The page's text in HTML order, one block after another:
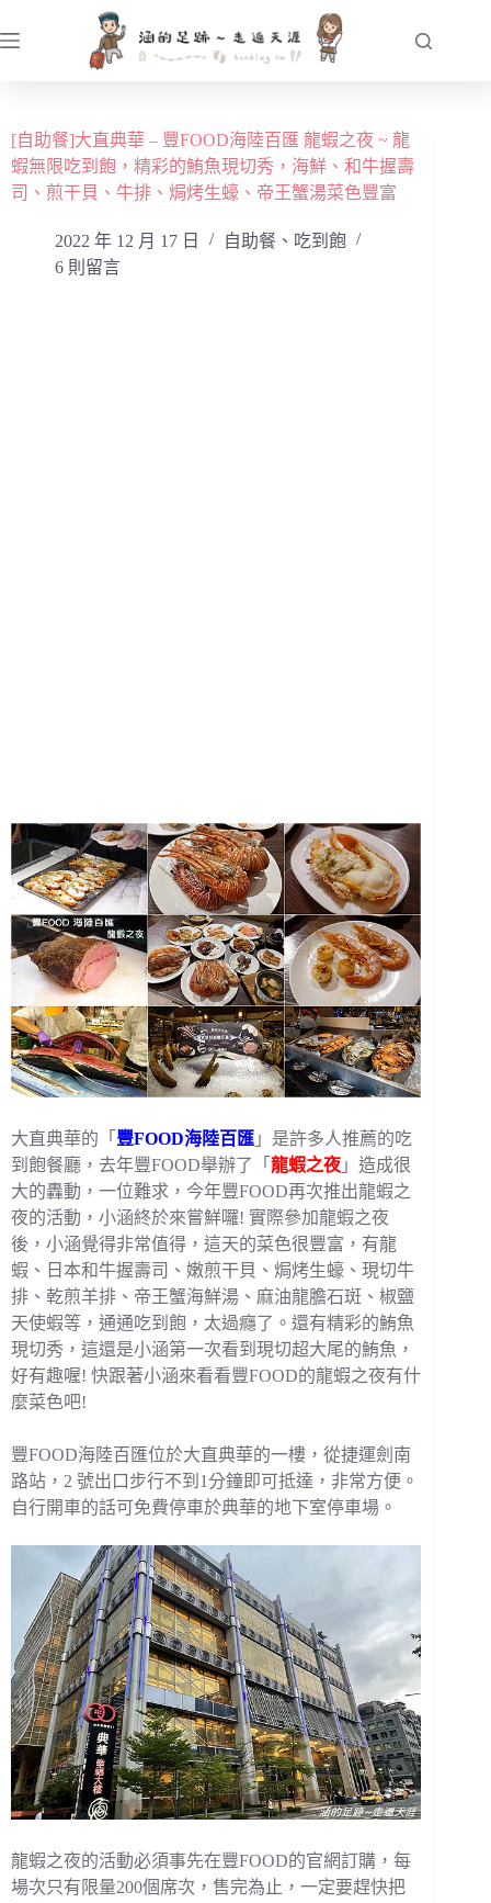
至
容[自助餐]大直典華 – 豐FOOD海陸百匯 龍蝦之夜 ~ 龍
蝦無限吃到飽，精彩的鮪魚現切秀，海鮮、和牛握壽
司、煎干貝、牛排、焗烤生蠔、帝王蟹湯菜色豐富
2022 年 12 月 17 日
自助餐、吃到飽
6 則留言
大直典華的「 豐FOOD海陸百匯 」是許多人推薦的吃
到飽餐廳，去年豐FOOD舉辦了「 龍蝦之夜 」造成很
大的轟動，一位難求，今年豐FOOD再次推出龍蝦之
夜的活動，小涵終於來嘗鮮囉! 實際參加龍蝦之夜
後，小涵覺得非常值得，這天的菜色很豐富，有龍
蝦、日本和牛握壽司、嫩煎干貝、焗烤生蠔、現切牛
排、乾煎羊排、帝王蟹海鮮湯、麻油龍膽石斑、椒鹽
天使蝦等，通通吃到飽，太過癮了。還有精彩的鮪魚
現切秀，這還是小涵第一次看到現切超大尾的鮪魚，
好有趣喔! 快跟著小涵來看看豐FOOD的龍蝦之夜有什
麼菜色吧!
豐FOOD海陸百匯位於大直典華的一樓，從捷運劍南
路站，2 號出口步行不到1分鐘即可抵達，非常方便。
自行開車的話可免費停車於典華的地下室停車場。
龍蝦之夜的活動必須事先在豐FOOD的官網訂購，每
場次只有限量200個席次，售完為止，一定要趕快把